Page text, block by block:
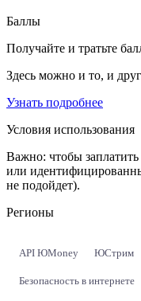
Баллы
Получайте и тратьте
Здесь можно и то, и
Узнать подробнее
Условия использования
Важно: чтобы
или
не подойдет).
Регионы
API ЮMoney ЮСтрим
Безопасность в интернете